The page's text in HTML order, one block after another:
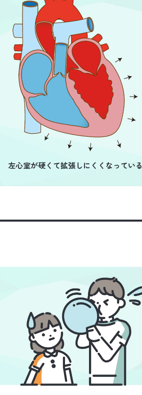
左心室が硬くて拡張しにくくなっている